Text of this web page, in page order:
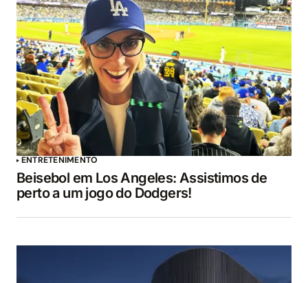
ENTRETENIMENTO
Beisebol em Los Angeles: Assistimos de
perto a um jogo do Dodgers!